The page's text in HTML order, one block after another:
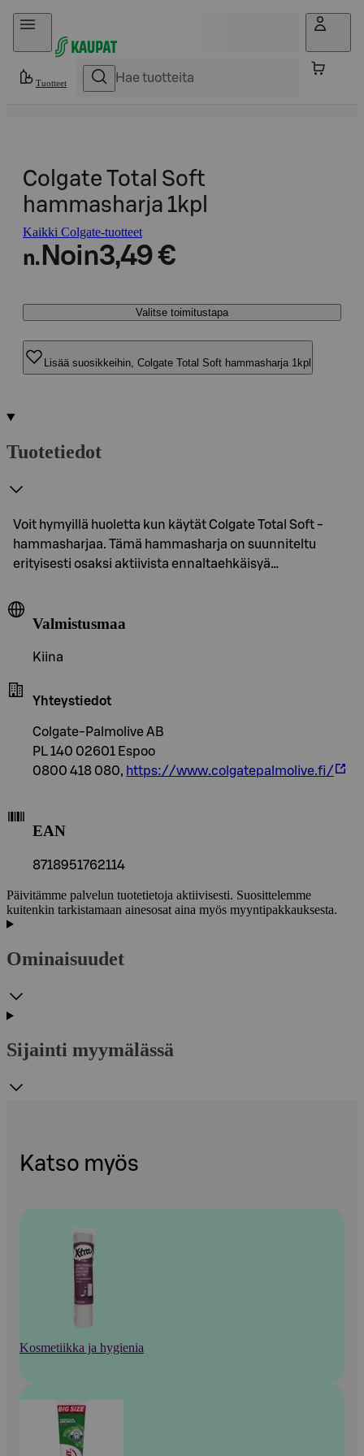
Hyppää sisältöön
Tuotteet
Colgate Total Soft
hammasharja 1kpl
Kaikki Colgate-tuotteet
n. Noin3,49 €
Valitse toimitustapa
Lisää suosikkeihin, Colgate Total Soft hammasharja 1kpl
Tuotetiedot
Voit hymyillä huoletta kun käytät Colgate Total Soft -
hammasharjaa. Tämä hammasharja on suunniteltu
erityisesti osaksi aktiivista ennaltaehkäisyä…
Valmistusmaa
Kiina
Yhteystiedot
Colgate-Palmolive AB
PL 140 02601 Espoo
0800 418 080, https://www.colgatepalmolive.fi/
EAN
8718951762114
Päivitämme palvelun tuotetietoja aktiivisesti. Suosittelemme
kuitenkin tarkistamaan ainesosat aina myös myyntipakkauksesta.
Ominaisuudet
Sijainti myymälässä
Katso myös
Kosmetiikka ja hygienia